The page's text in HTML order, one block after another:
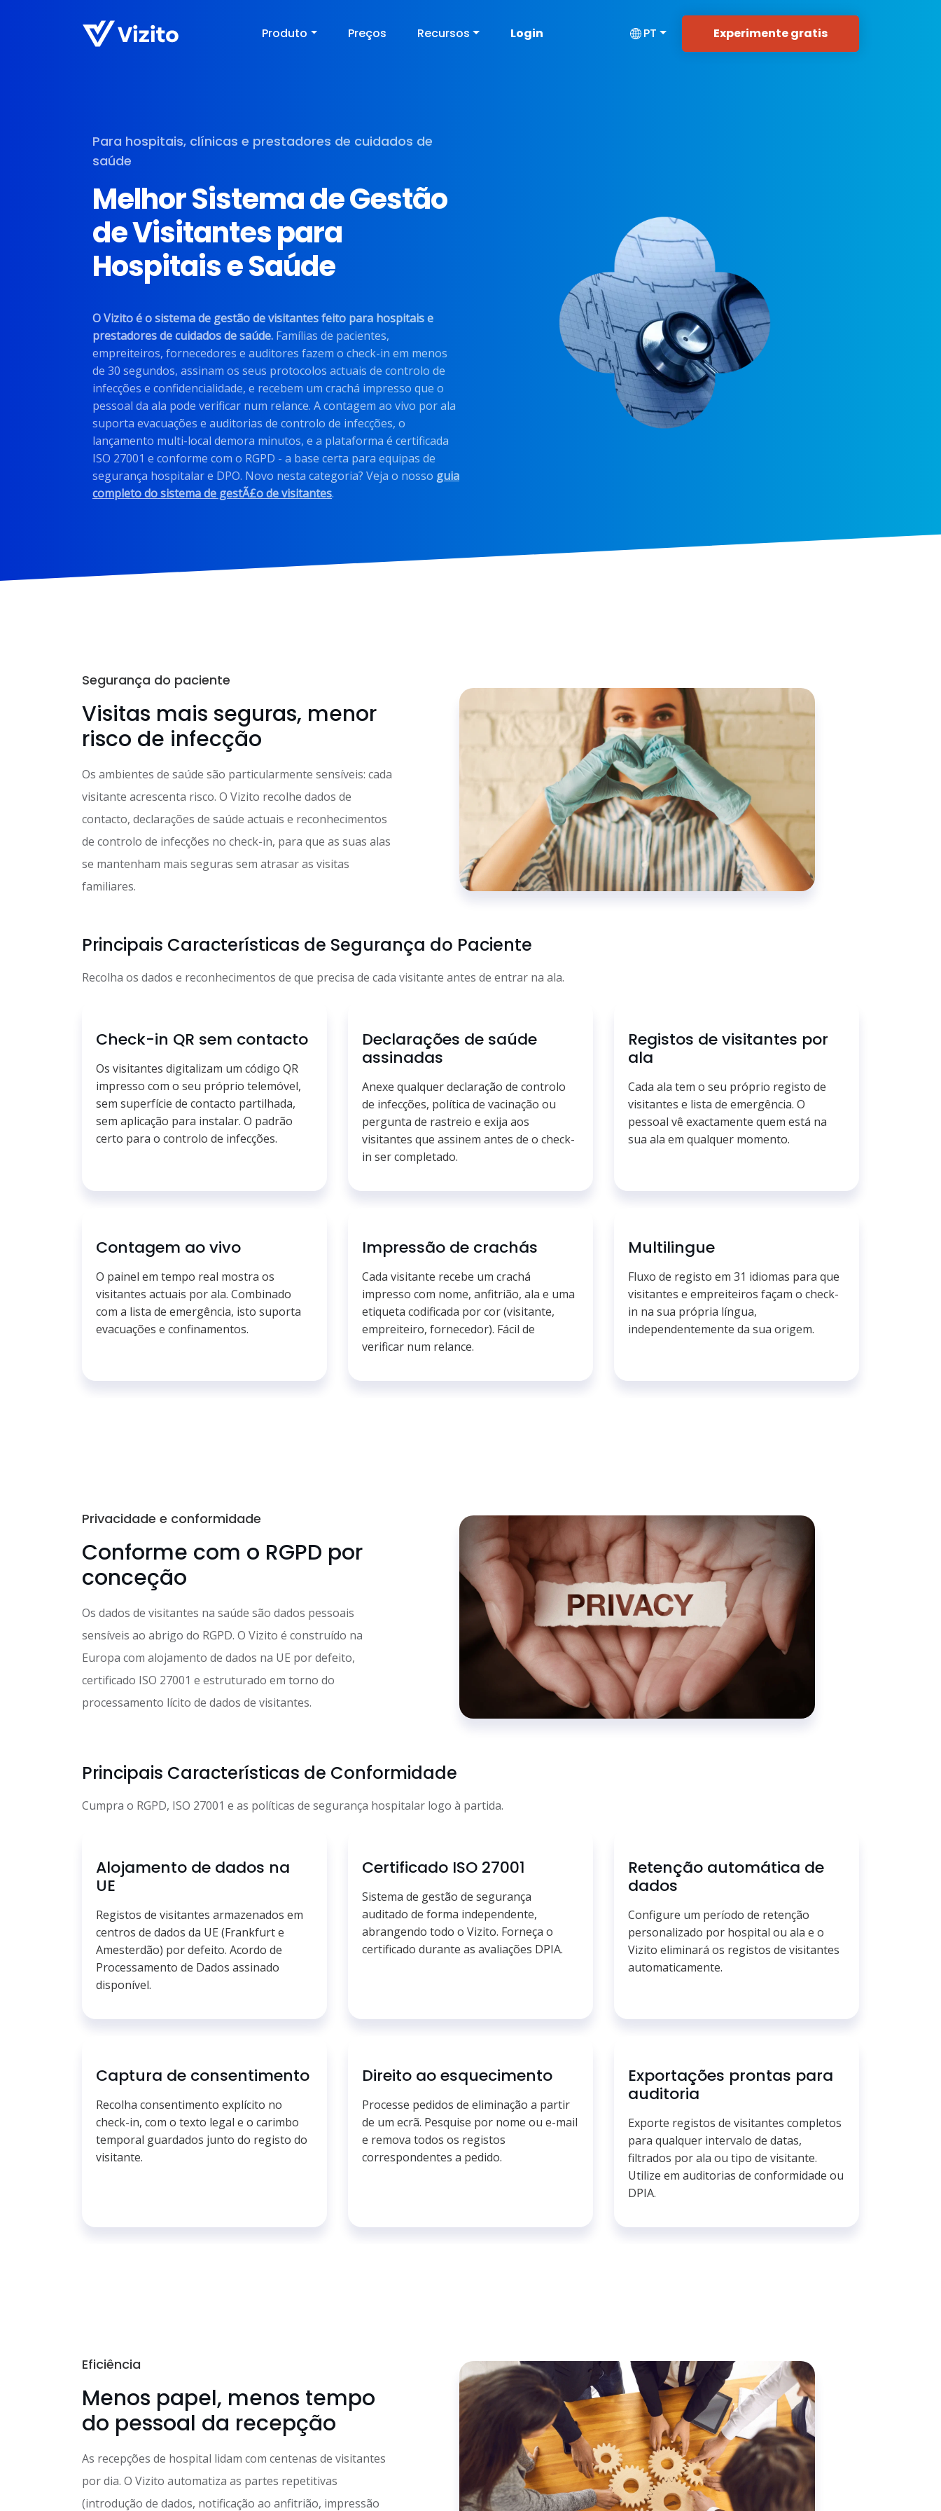
Produto Preços Recursos Login PT Experimente gratis
Para hospitais, clínicas e prestadores de cuidados de
saúde
Melhor Sistema de Gestão
de Visitantes para
Hospitais e Saúde
O Vizito é o sistema de gestão de visitantes feito para hospitais e
prestadores de cuidados de saúde. Famílias de pacientes,
empreiteiros, fornecedores e auditores fazem o check-in em menos
de 30 segundos, assinam os seus protocolos actuais de controlo de
infecções e confidencialidade, e recebem um crachá impresso que o
pessoal da ala pode verificar num relance. A contagem ao vivo por ala
suporta evacuações e auditorias de controlo de infecções, o
lançamento multi-local demora minutos, e a plataforma é certificada
ISO 27001 e conforme com o RGPD - a base certa para equipas de
segurança hospitalar e DPO. Novo nesta categoria? Veja o nosso guia
completo do sistema de gestÃ£o de visitantes.
Segurança do paciente
Visitas mais seguras, menor
risco de infecção
Os ambientes de saúde são particularmente sensíveis: cada
visitante acrescenta risco. O Vizito recolhe dados de
contacto, declarações de saúde actuais e reconhecimentos
de controlo de infecções no check-in, para que as suas alas
se mantenham mais seguras sem atrasar as visitas
familiares.
Principais Características de Segurança do Paciente
Recolha os dados e reconhecimentos de que precisa de cada visitante antes de entrar na ala.
Check-in QR sem contacto
Os visitantes digitalizam um código QR
impresso com o seu próprio telemóvel,
sem superfície de contacto partilhada,
sem aplicação para instalar. O padrão
certo para o controlo de infecções.
Declarações de saúde
assinadas
Anexe qualquer declaração de controlo
de infecções, política de vacinação ou
pergunta de rastreio e exija aos
visitantes que assinem antes de o check-
in ser completado.
Registos de visitantes por
ala
Cada ala tem o seu próprio registo de
visitantes e lista de emergência. O
pessoal vê exactamente quem está na
sua ala em qualquer momento.
Contagem ao vivo
O painel em tempo real mostra os
visitantes actuais por ala. Combinado
com a lista de emergência, isto suporta
evacuações e confinamentos.
Impressão de crachás
Cada visitante recebe um crachá
impresso com nome, anfitrião, ala e uma
etiqueta codificada por cor (visitante,
empreiteiro, fornecedor). Fácil de
verificar num relance.
Multilingue
Fluxo de registo em 31 idiomas para que
visitantes e empreiteiros façam o check-
in na sua própria língua,
independentemente da sua origem.
Privacidade e conformidade
Conforme com o RGPD por
conceção
Os dados de visitantes na saúde são dados pessoais
sensíveis ao abrigo do RGPD. O Vizito é construído na
Europa com alojamento de dados na UE por defeito,
certificado ISO 27001 e estruturado em torno do
processamento lícito de dados de visitantes.
Principais Características de Conformidade
Cumpra o RGPD, ISO 27001 e as políticas de segurança hospitalar logo à partida.
Alojamento de dados na
UE
Registos de visitantes armazenados em
centros de dados da UE (Frankfurt e
Amesterdão) por defeito. Acordo de
Processamento de Dados assinado
disponível.
Certificado ISO 27001
Sistema de gestão de segurança
auditado de forma independente,
abrangendo todo o Vizito. Forneça o
certificado durante as avaliações DPIA.
Retenção automática de
dados
Configure um período de retenção
personalizado por hospital ou ala e o
Vizito eliminará os registos de visitantes
automaticamente.
Captura de consentimento
Recolha consentimento explícito no
check-in, com o texto legal e o carimbo
temporal guardados junto do registo do
visitante.
Direito ao esquecimento
Processe pedidos de eliminação a partir
de um ecrã. Pesquise por nome ou e-mail
e remova todos os registos
correspondentes a pedido.
Exportações prontas para
auditoria
Exporte registos de visitantes completos
para qualquer intervalo de datas,
filtrados por ala ou tipo de visitante.
Utilize em auditorias de conformidade ou
DPIA.
Eficiência
Menos papel, menos tempo
do pessoal da recepção
As recepções de hospital lidam com centenas de visitantes
por dia. O Vizito automatiza as partes repetitivas
(introdução de dados, notificação ao anfitrião, impressão